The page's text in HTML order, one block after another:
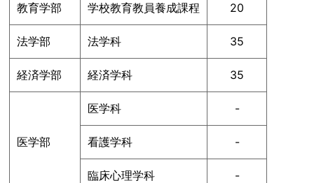
教育学部 学校教育教員養成課程 20
法学部 法学科 35
経済学部 経済学科 35
医学部
医学科 -
看護学科 -
臨床心理学科 -